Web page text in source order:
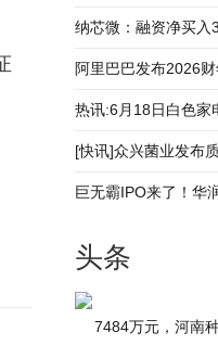
纳芯微：融资净买入
阿里巴巴发布2026
热讯:6月18日白色家
[快讯]众兴菌业发布
巨无霸IPO来了！华
头条
7484万元，河南